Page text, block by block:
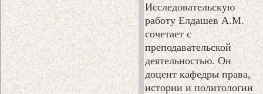
Исследовательскую
работу Елдашев A.M.
сочетает с
преподавательской
деятельностью. Он
доцент кафедры права,
истории и политологии